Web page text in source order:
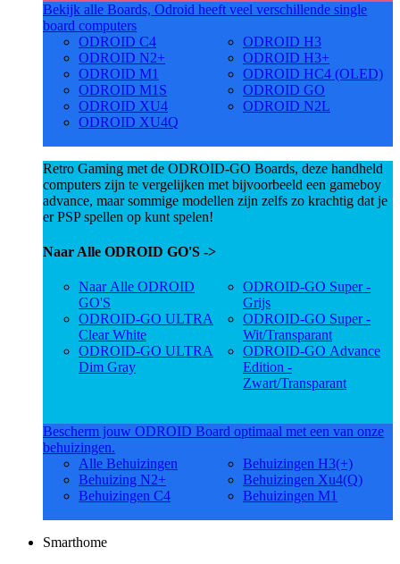
Bekijk alle Boards, Odroid heeft veel verschillende single
board computers
ODROID C4
ODROID N2+
ODROID M1
ODROID M1S
ODROID XU4
ODROID XU4Q
ODROID H3
ODROID H3+
ODROID HC4 (OLED)
ODROID GO
ODROID N2L
Retro Gaming met de ODROID-GO Boards, deze handheld
computers zijn te vergelijken met bijvoorbeeld een gameboy
advance, maar sommige modellen zijn zelfs zo krachtig dat je
er PSP spellen op kunt spelen!
Naar Alle ODROID GO'S ->
Naar Alle ODROID
GO'S
ODROID-GO ULTRA
Clear White
ODROID-GO ULTRA
Dim Gray
ODROID-GO Super -
Grijs
ODROID-GO Super -
Wit/Transparant
ODROID-GO Advance
Edition -
Zwart/Transparant
Bescherm jouw ODROID Board optimaal met een van onze
behuizingen.
Alle Behuizingen
Behuizing N2+
Behuizingen C4
Behuizingen H3(+)
Behuizingen Xu4(Q)
Behuizingen M1
Smarthome